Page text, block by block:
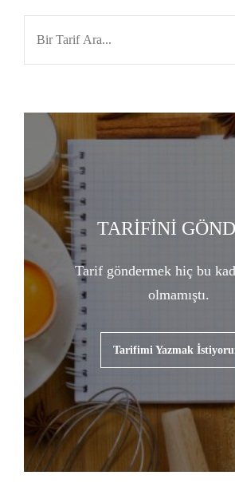
TARİFİNİ
Tarif göndermek hiç bu
olmamıştı.
Tarifimi Yazmak